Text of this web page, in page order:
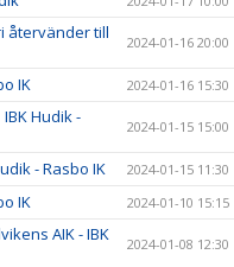
återvänder till
2024-01-16 20:00
IK 2024-01-16 15:30
Hudik -
2024-01-15 15:00
- Rasbo IK 2024-01-15 11:30
IK 2024-01-10 15:15
AIK - IBK
2024-01-08 12:30